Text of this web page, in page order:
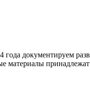
документируем
материалы